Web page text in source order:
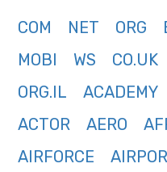
COM NET ORG
MOBI
WS CO.UK
ORG.IL
ACADEMY
ACTOR
AERO
AIRFORCE